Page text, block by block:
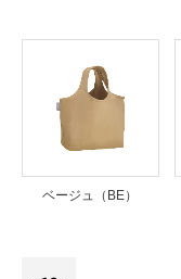
ベージュ（BE）